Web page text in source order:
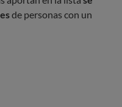
de personas con un